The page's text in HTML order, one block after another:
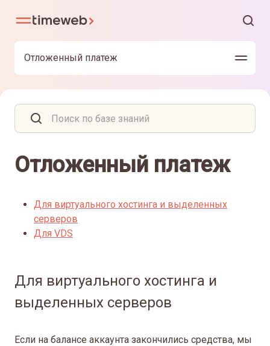
Отложенный платеж
Отложенный платеж
Для виртуального хостинга и выделенных
серверов
Для VDS
Для виртуального хостинга и
выделенных серверов
Если на балансе аккаунта закончились средства, мы